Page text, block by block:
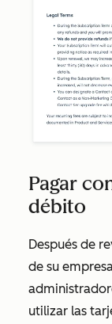
Pagar
débito
Después de
de su
utilizar las